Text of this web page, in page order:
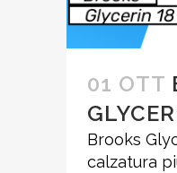
01 OTT
Brooks
calzatura